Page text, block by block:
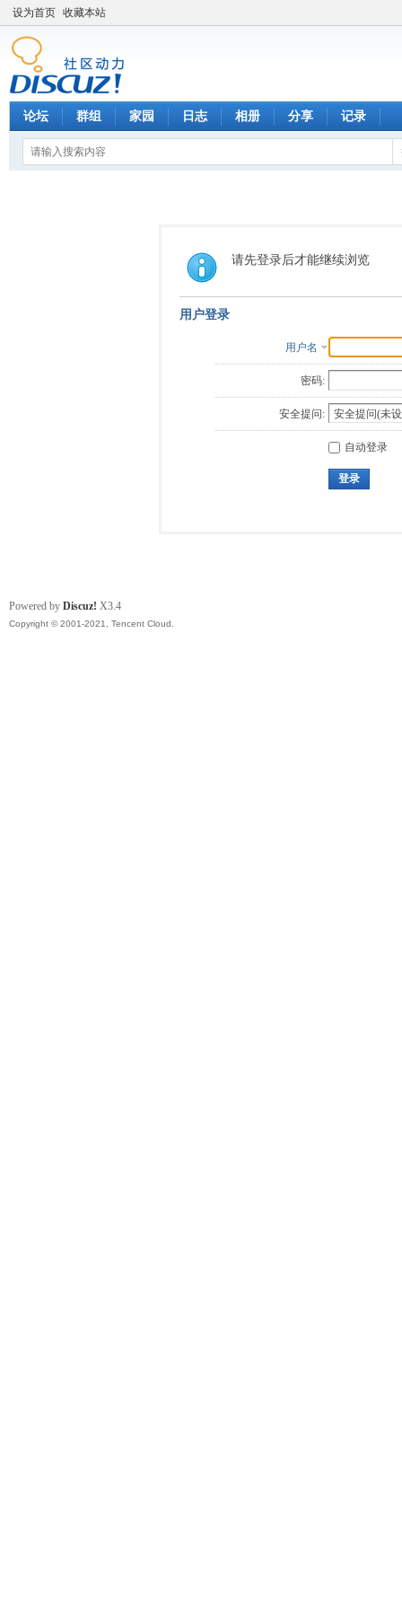
设为首页 收藏本站
论坛 群组 家园 日志 相册 分享 记录
请先登录后才能继续浏览
用户登录
用户名
密码:
安全提问:
自动登录
登录
Powered by Discuz! X3.4
Copyright © 2001-2021, Tencent Cloud.